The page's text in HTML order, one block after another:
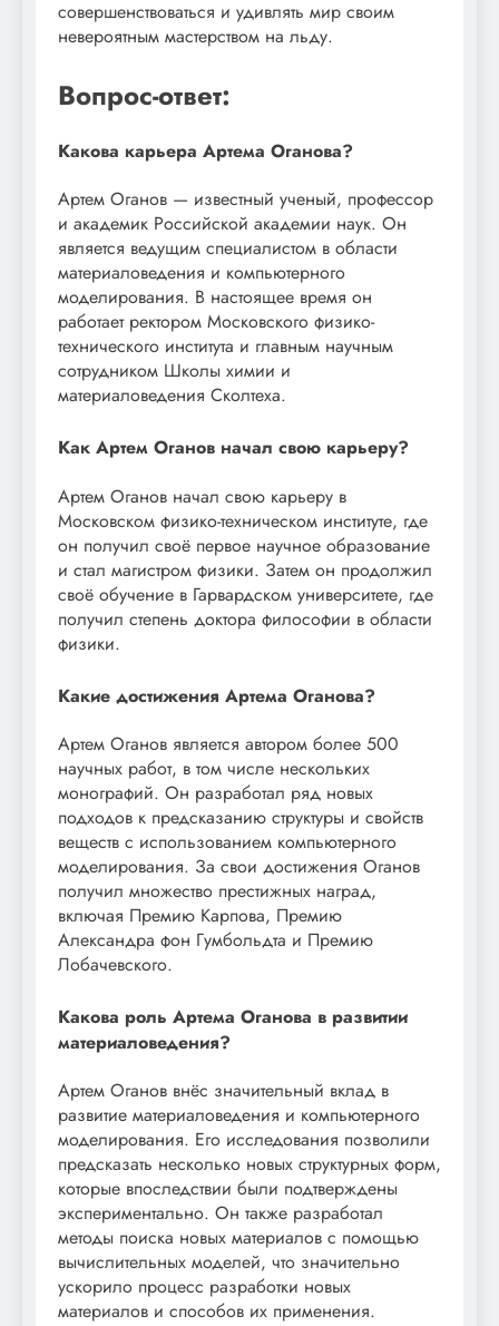
совершенствоваться и удивлять мир своим
невероятным мастерством на льду.
Вопрос-ответ:
Какова карьера Артема Оганова?
Артем Оганов — известный ученый, профессор
и академик Российской академии наук. Он
является ведущим специалистом в области
материаловедения и компьютерного
моделирования. В настоящее время он
работает ректором Московского физико-
технического института и главным научным
сотрудником Школы химии и
материаловедения Сколтеха.
Как Артем Оганов начал свою карьеру?
Артем Оганов начал свою карьеру в
Московском физико-техническом институте, где
он получил своё первое научное образование
и стал магистром физики. Затем он продолжил
своё обучение в Гарвардском университете, где
получил степень доктора философии в области
физики.
Какие достижения Артема Оганова?
Артем Оганов является автором более 500
научных работ, в том числе нескольких
монографий. Он разработал ряд новых
подходов к предсказанию структуры и свойств
веществ с использованием компьютерного
моделирования. За свои достижения Оганов
получил множество престижных наград,
включая Премию Карпова, Премию
Александра фон Гумбольдта и Премию
Лобачевского.
Какова роль Артема Оганова в развитии
материаловедения?
Артем Оганов внёс значительный вклад в
развитие материаловедения и компьютерного
моделирования. Его исследования позволили
предсказать несколько новых структурных форм,
которые впоследствии были подтверждены
экспериментально. Он также разработал
методы поиска новых материалов с помощью
вычислительных моделей, что значительно
ускорило процесс разработки новых
материалов и способов их применения.